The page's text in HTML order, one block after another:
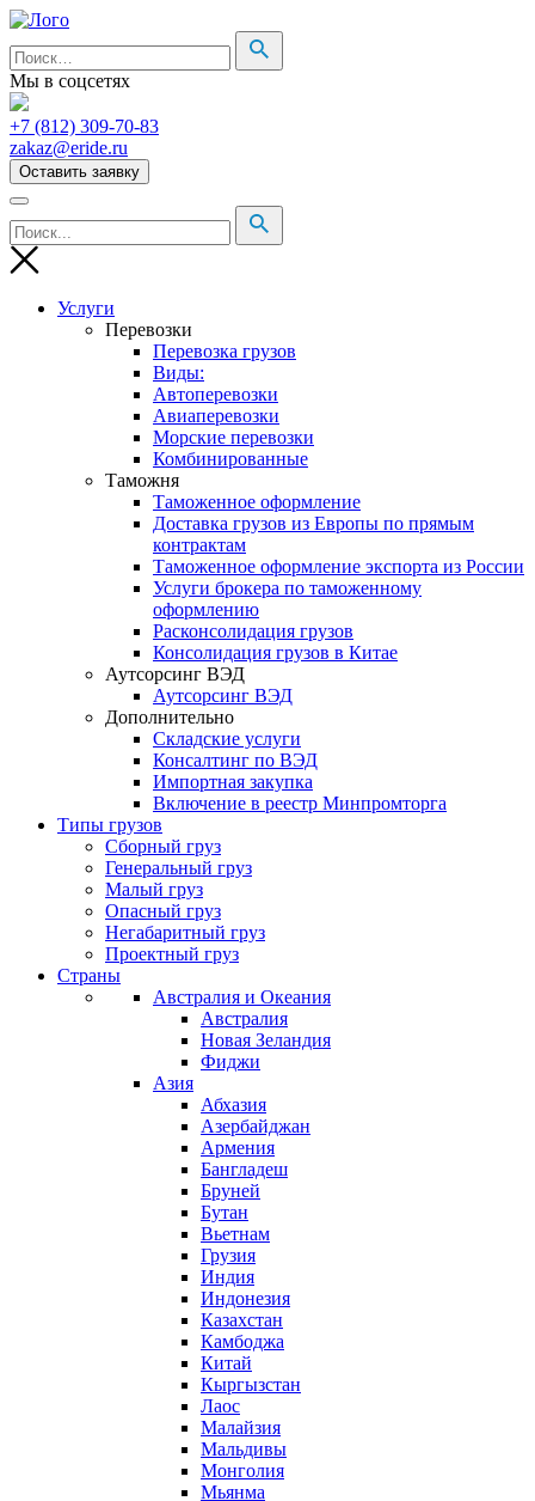
Мы в соцсетях
+7 (812) 309-70-83
zakaz@eride.ru
Оставить заявку
Услуги
Перевозки
Перевозка грузов
Виды:
Автоперевозки
Авиаперевозки
Морские перевозки
Комбинированные
Таможня
Таможенное оформление
Доставка грузов из Европы по прямым
контрактам
Таможенное оформление экспорта из России
Услуги брокера по таможенному
оформлению
Расконсолидация грузов
Консолидация грузов в Китае
Аутсорсинг ВЭД
Аутсорсинг ВЭД
Дополнительно
Складские услуги
Консалтинг по ВЭД
Импортная закупка
Включение в реестр Минпромторга
Типы грузов
Сборный груз
Генеральный груз
Малый груз
Опасный груз
Негабаритный груз
Проектный груз
Страны
Австралия и Океания
Австралия
Новая Зеландия
Фиджи
Азия
Абхазия
Азербайджан
Армения
Бангладеш
Бруней
Бутан
Вьетнам
Грузия
Индия
Индонезия
Казахстан
Камбоджа
Китай
Кыргызстан
Лаос
Малайзия
Мальдивы
Монголия
Мьянма